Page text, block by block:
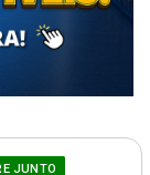
JUNTO